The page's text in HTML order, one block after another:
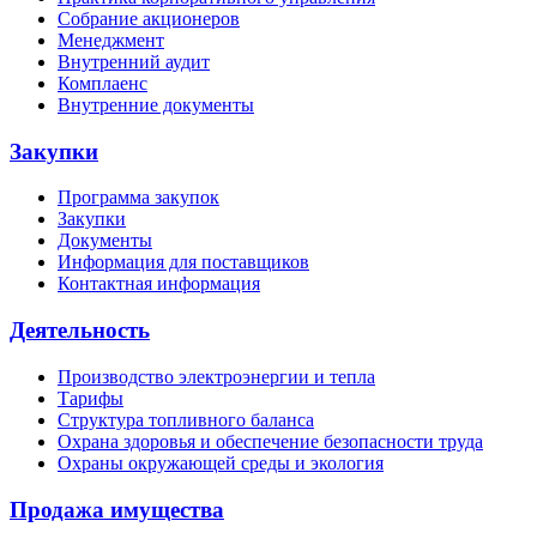
Собрание акционеров
Менеджмент
Внутренний аудит
Комплаенс
Внутренние документы
Закупки
Программа закупок
Закупки
Документы
Информация для поставщиков
Контактная информация
Деятельность
Производство электроэнергии и тепла
Тарифы
Структура топливного баланса
Охрана здоровья и обеспечение безопасности труда
Охраны окружающей среды и экология
Продажа имущества